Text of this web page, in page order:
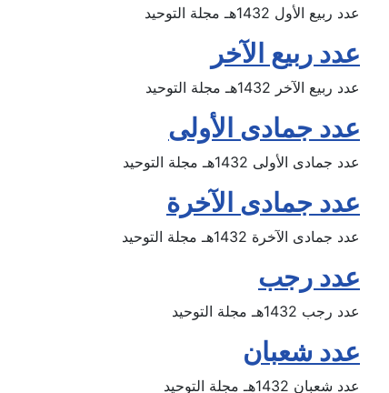
عدد ربيع الأول 1432هـ مجلة التوحيد
عدد ربيع الآخر
عدد ربيع الآخر 1432هـ مجلة التوحيد
عدد جمادى الأولى
عدد جمادى الأولى 1432هـ مجلة التوحيد
عدد جمادى الآخرة
عدد جمادى الآخرة 1432هـ مجلة التوحيد
عدد رجب
عدد رجب 1432هـ مجلة التوحيد
عدد شعبان
عدد شعبان 1432هـ مجلة التوحيد